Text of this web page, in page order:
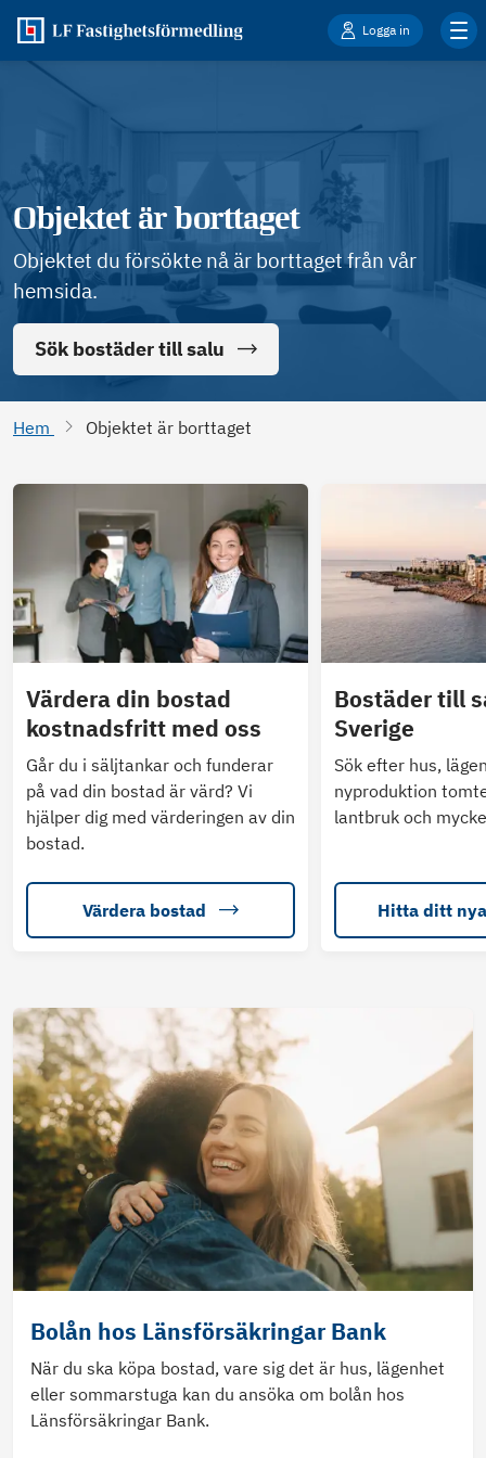
Logga in
Objektet är borttaget
Objektet du försökte nå är borttaget från vår
hemsida.
Sök bostäder till salu
Hem Objektet är borttaget
Värdera din bostad
kostnadsfritt med oss
Går du i säljtankar och funderar
på vad din bostad är värd? Vi
hjälper dig med värderingen av din
bostad.
Värdera bostad
Bostäder till
Sverige
Sök efter hus,
nyproduktion
lantbruk och
Hitta ditt
Bolån hos Länsförsäkringar Bank
När du ska köpa bostad, vare sig det är hus, lägenhet
eller sommarstuga kan du ansöka om bolån hos
Länsförsäkringar Bank.